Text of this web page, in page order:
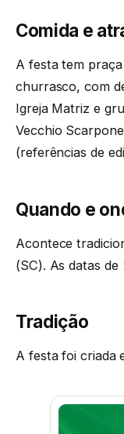
Comida e
A festa tem
churrasco, com
Igreja Matriz e
Vecchio
(referências de
Quando e
Acontece
(SC). As datas
Tradição
A festa foi criada